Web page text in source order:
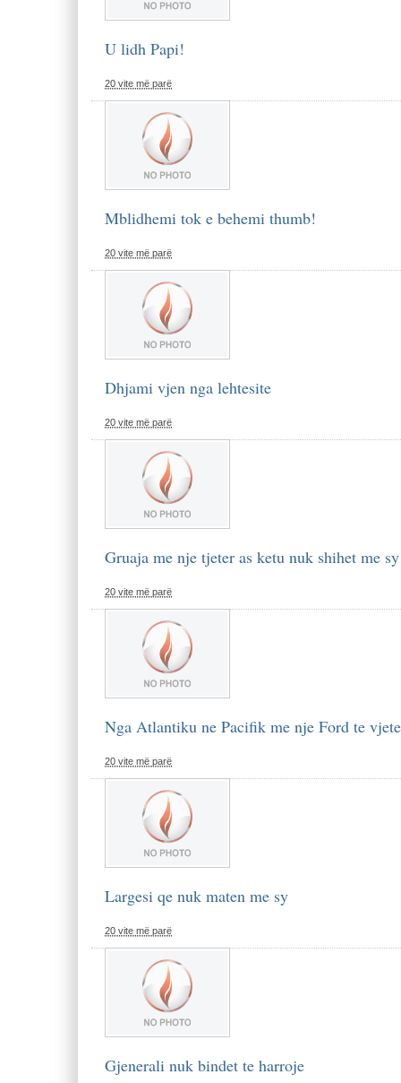
U lidh Papi!
20 vite më parë
Mblidhemi tok e behemi thumb!
20 vite më parë
Dhjami vjen nga lehtesite
20 vite më parë
Gruaja me nje tjeter as ketu nuk shihet me
20 vite më parë
Nga Atlantiku ne Pacifik me nje Ford te
20 vite më parë
Largesi qe nuk maten me sy
20 vite më parë
Gjenerali nuk bindet te harroje